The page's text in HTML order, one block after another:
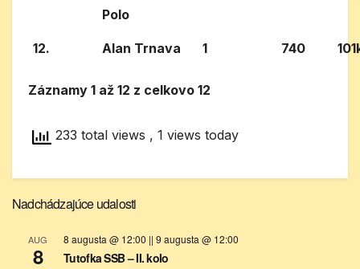
Polo
12. Alan Trnava 1 740
Záznamy 1 až 12 z celkovo 12
233 total views , 1 views today
Nadchádzajúce udalosti
AUG
8
8 augusta @ 12:00 || 9 augusta @ 12:00
Tutofka SSB – II. kolo